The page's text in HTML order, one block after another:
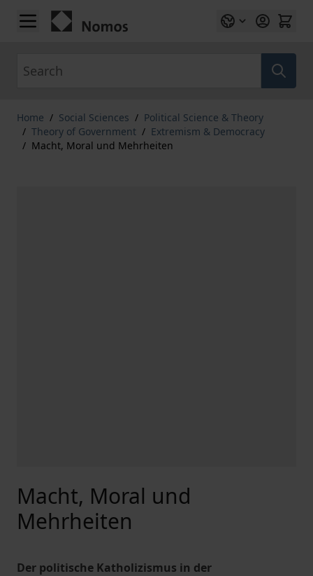
Skip to Content
Home / Social Sciences / Political Science & Theory
/ Theory of Government / Extremism & Democracy
/ Macht, Moral und Mehrheiten
Macht, Moral und
Mehrheiten
Der politische Katholizismus in der